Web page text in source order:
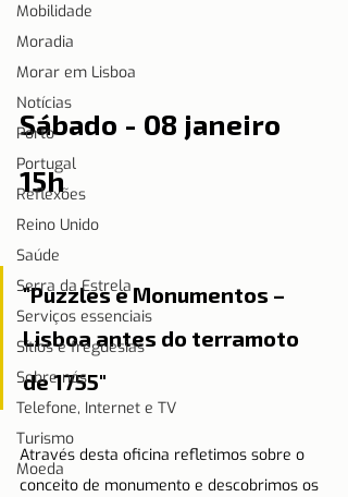
Mobilidade
Moradia
Morar em Lisboa
Notícias
Porto
Portugal
Reflexões
Reino Unido
Saúde
Serra da Estrela
Serviços essenciais
Sítios e freguesias
Sobre nós
Telefone, Internet e TV
Turismo
Moeda
Sábado - 08 janeiro
15h
"Puzzles e Monumentos –
Lisboa antes do terramoto
de 1755"
Através desta oficina refletimos sobre o
conceito de monumento e descobrimos os